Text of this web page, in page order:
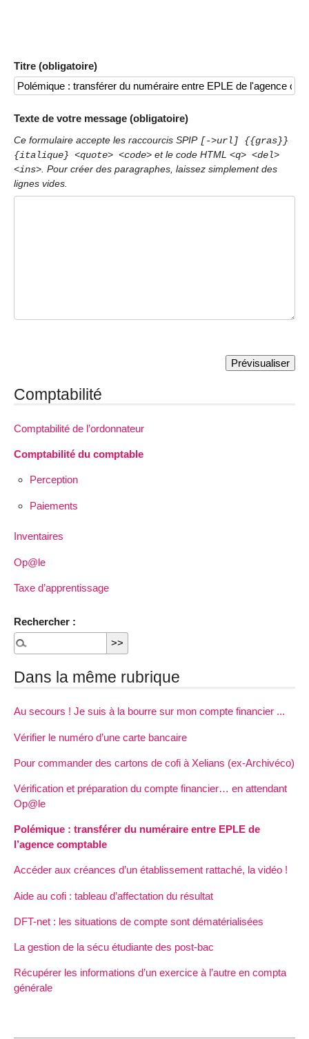
Titre (obligatoire)
Texte de votre message (obligatoire)
Ce formulaire accepte les raccourcis SPIP [->url] {{gras}}
{italique} <quote> <code> et le code HTML <q> <del>
<ins>. Pour créer des paragraphes, laissez simplement des
lignes vides.
Comptabilité
Comptabilité de l’ordonnateur
Comptabilité du comptable
Perception
Paiements
Inventaires
Op@le
Taxe d’apprentissage
Rechercher :
Dans la même rubrique
Au secours ! Je suis à la bourre sur mon compte financier ...
Vérifier le numéro d’une carte bancaire
Pour commander des cartons de cofi à Xelians (ex-Archivéco)
Vérification et préparation du compte financier… en attendant
Op@le
Polémique : transférer du numéraire entre EPLE de
l’agence comptable
Accéder aux créances d’un établissement rattaché, la vidéo !
Aide au cofi : tableau d’affectation du résultat
DFT-net : les situations de compte sont dématérialisées
La gestion de la sécu étudiante des post-bac
Récupérer les informations d’un exercice à l’autre en compta
générale